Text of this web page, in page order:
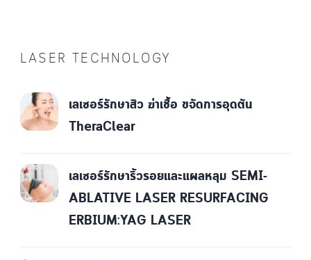
LASER TECHNOLOGY
เลเซอร์รักษาสิว ฆ่าเชื้อ ขจัดการอุดตัน
TheraClear
เลเซอร์รักษาริ้วรอยและแผลหลุม SEMI-
ABLATIVE LASER RESURFACING
ERBIUM:YAG LASER